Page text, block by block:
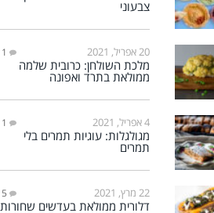
צבעוני
20 אפריל, 2021 1
מלכת השולחן: כרובית שלמה
ממולאת בתרד ואפונה
4 אפריל, 2021 1
מגולגלות: עוגיות תמרים בלי
תמרים
22 מרץ, 2021 5
דלורית ממולאת בעדשים שחורות